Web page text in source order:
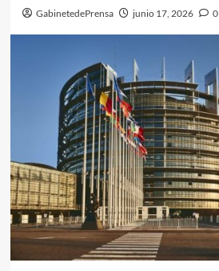
GabinetedePrensa junio 17, 2026 0